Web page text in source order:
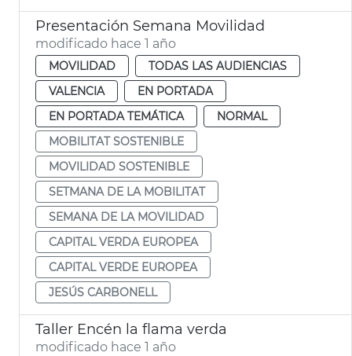
Presentación Semana Movilidad
modificado hace 1 año
MOVILIDAD
TODAS LAS AUDIENCIAS
VALENCIA
EN PORTADA
EN PORTADA TEMÁTICA
NORMAL
MOBILITAT SOSTENIBLE
MOVILIDAD SOSTENIBLE
SETMANA DE LA MOBILITAT
SEMANA DE LA MOVILIDAD
CAPITAL VERDA EUROPEA
CAPITAL VERDE EUROPEA
JESÚS CARBONELL
Taller Encén la flama verda
modificado hace 1 año